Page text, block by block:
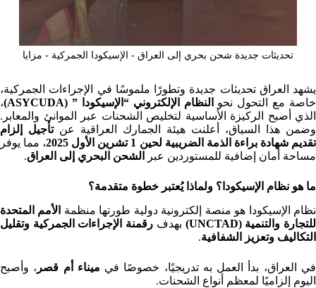
تحديثات جديدة شحن بحري إلى العراق - الإسيكودا الجمركية - مزايا
يشهد العراق تحديثات جديدة وتطورًا ملموسًا في الإجراءات الجمركية،
خاصة مع التحول نحو
النظام الإلكتروني “الإسيكودا ” (ASYCUDA)
،
الذي أصبح الركيزة الأساسية لتخليص الشحنات عبر الموانئ والمعابر.
وضمن هذا السياق، أعلنت هيئة الجمارك العراقية عنتأجيل إلزام
تقديم شهادة براءة الذمة الضريبية لحين 1 تشرين الأول 2025
، مما يوفر
مساحة أمان إضافية للمستوردين عبر
الشحن البحري إلى العراق.
ما هو نظام الإسيكودا؟ ولماذا يُعتبر خطوة متقدمة؟
نظام الإسيكودا هو منصة إلكترونية دولية طورتها منظمة الأمم المتحدة
للتجارة والتنمية (UNCTAD)
بهدف رقمنة الإجراءات الجمركية وتقليل
التكاليف وتعزيز الشفافية.
في العراق، بدأ العمل به تدريجيًا، خصوصًا في ميناء أم قصر ، وأصبح
اليوم إلزاميًا لمعظم أنواع الشحنات.